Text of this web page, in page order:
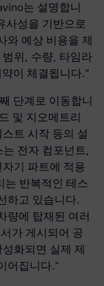
는 설명합니
사성을 기반으로
와 예상 비용을 제
위, 수량, 타임라
이 체결됩니다.”
단계로 이동합니
및 지오메트리
트 시작 등의 설
전자 컴포넌트,
기 파트에 적용
는 반복적인 테스
하고 있습니다.
량에 탑재된 여러
가 게시되어 공
화되면 실제 제
어집니다."